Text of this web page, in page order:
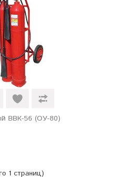
ВВК-56 (ОУ-80)
1 страниц)